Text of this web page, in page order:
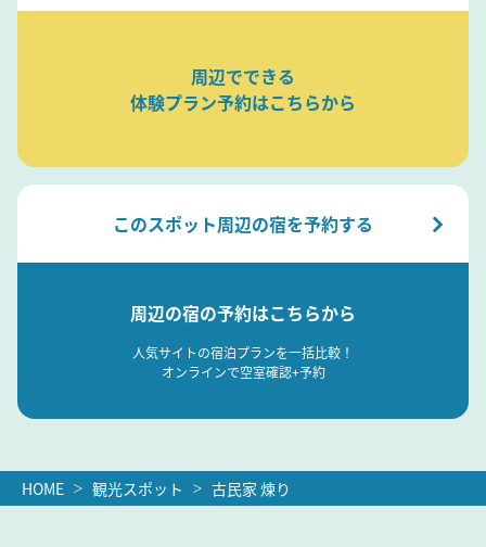
周辺でできる
体験プラン予約はこちらから
このスポット周辺の宿を予約する
周辺の宿の予約はこちらから
人気サイトの宿泊プランを一括比較！
オンラインで空室確認+予約
HOME 観光スポット 古民家 煉り